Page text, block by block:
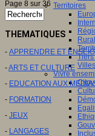
Territoires
Villes
Vivre
Page 8 sur 36
THEMATIQUES
- APPRENDRE ET
-ARTS ET CULTURE
- EDUCATION AUX
- FORMATION
- JEUX
- LANGAGES